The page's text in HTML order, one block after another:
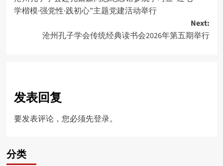
navigation
学楷模·强党性·践初心”主题党建活动举行
Next:
沧州孔子学会传统经典读书会2026年第五期举行
发表回复
要发表评论，您必须先登录。
分类